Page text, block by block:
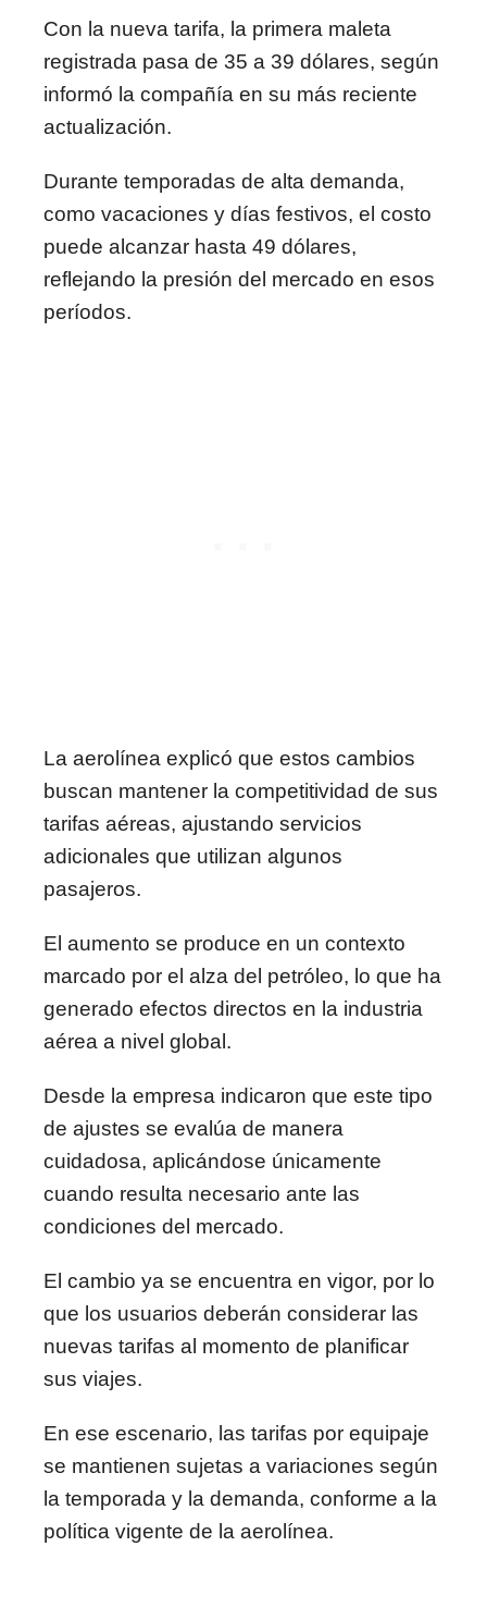
Con la nueva tarifa, la primera maleta
registrada pasa de 35 a 39 dólares, según
informó la compañía en su más reciente
actualización.
Durante temporadas de alta demanda,
como vacaciones y días festivos, el costo
puede alcanzar hasta 49 dólares,
reflejando la presión del mercado en esos
períodos.
La aerolínea explicó que estos cambios
buscan mantener la competitividad de sus
tarifas aéreas, ajustando servicios
adicionales que utilizan algunos
pasajeros.
El aumento se produce en un contexto
marcado por el alza del petróleo, lo que ha
generado efectos directos en la industria
aérea a nivel global.
Desde la empresa indicaron que este tipo
de ajustes se evalúa de manera
cuidadosa, aplicándose únicamente
cuando resulta necesario ante las
condiciones del mercado.
El cambio ya se encuentra en vigor, por lo
que los usuarios deberán considerar las
nuevas tarifas al momento de planificar
sus viajes.
En ese escenario, las tarifas por equipaje
se mantienen sujetas a variaciones según
la temporada y la demanda, conforme a la
política vigente de la aerolínea.